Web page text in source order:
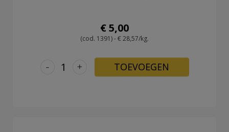
€ 5,00
(cod. 1391) - € 28,57/kg.
+
- TOEVOEGEN